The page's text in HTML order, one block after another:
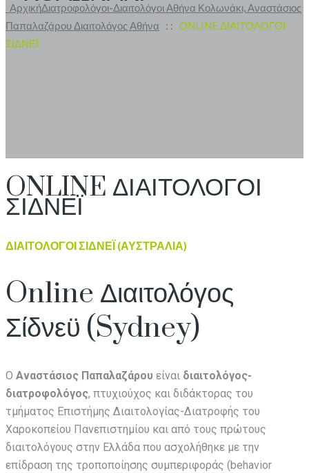
ΑρχικήΔιατροφολόγοι-Διαιτολόγοι Αθήνα Κολωνάκι, Αναστάσιος
Παπαλαζάρου Διαιτολόγος Αθήνα : : ONLINE ΔΙΑΙΤΟΛΟΓΟΙ
ΣΙΔΝΕΪ
ONLINE ΔΙΑΙΤΟΛΟΓΟΙ
ΣΙΔΝΕΪ
ΔΙΑΙΤΟΛΟΓΟΙ ΣΙΔΝΕΪ (ΑΥΣΤΡΑΛΙΑ)
Online Διαιτολόγος
Σίδνεϋ (Sydney)
Ο Αναστάσιος Παπαλαζάρου είναι διαιτολόγος-
διατροφολόγος, πτυχιούχος και διδάκτορας του
τμήματος Επιστήμης Διαιτολογίας-Διατροφής του
Χαροκοπείου Πανεπιστημίου και από τους πρώτους
διαιτολόγους στην Ελλάδα που ασχολήθηκε με την
επίδραση της τροποποίησης συμπεριφοράς (behavior